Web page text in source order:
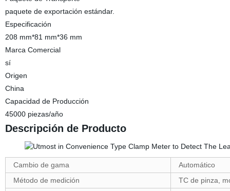
paquete de exportación estándar.
Especificación
208 mm*81 mm*36 mm
Marca Comercial
sí
Origen
China
Capacidad de Producción
45000 piezas/año
Descripción de Producto
Cambio de gama
Automático
Método de medición
TC de pinza,